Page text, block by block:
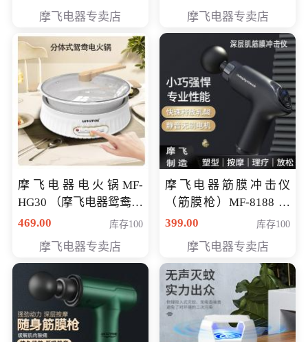
摩飞电器专卖店 摩飞电器专卖店
摩飞电器电火锅MF-
HG30 （摩飞电器鸳鸯锅
MF-HG30 ） 会员专享价
469.00 库存100
摩飞电器专卖店
摩飞电器筋膜冲击仪
（筋膜枪）MF-8188 会
员专享价268元
399.00 库存100
摩飞电器专卖店